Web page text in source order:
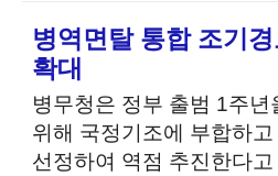
병역면탈 통합 조기
확대
병무청은 정부 출범 1주
위해 국정기조에 부합하
선정하여 역점 추진한다